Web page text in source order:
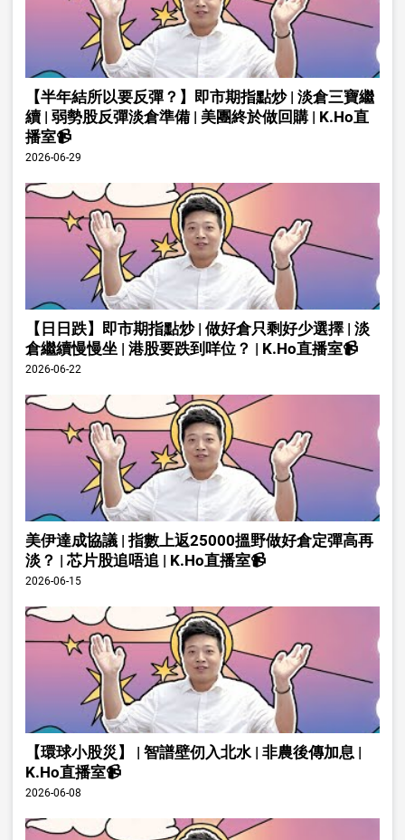
【半年結所以要反彈？】即市期指點炒 | 淡倉三寶繼
續 | 弱勢股反彈淡倉準備 | 美團終於做回購 | K.Ho直
播室📹
2026-06-29
【日日跌】即市期指點炒 | 做好倉只剩好少選擇 | 淡
倉繼續慢慢坐 | 港股要跌到咩位？ | K.Ho直播室📹
2026-06-22
美伊達成協議 | 指數上返25000搵野做好倉定彈高再
淡？ | 芯片股追唔追 | K.Ho直播室📹
2026-06-15
【環球小股災】 | 智譜壁仞入北水 | 非農後傳加息 |
K.Ho直播室📹
2026-06-08